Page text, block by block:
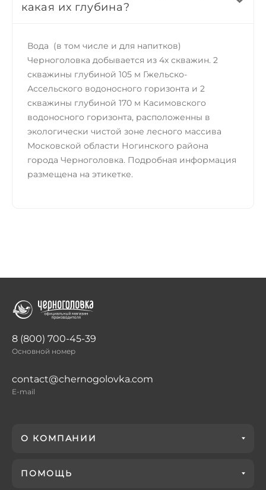
какая их глубина?
Вода (в том числе и для напитков)
Черноголовка добывается из 4х скважин. 2
скважины глубиной 105 м Гжельско-
Ассельского водоносного горизонта и 2
скважины глубиной 170 м Касимовского
водоносного горизонта, расположенны в
экологически чистой зоне лесного массива
Московской области Ногинского района
города Черноголовка. Подробная информация
размещена на этикетке.
8 (800) 700-45-39
Основной номер
contact@chernogolovka.com
E-mail
О КОМПАНИИ
ПОМОЩЬ